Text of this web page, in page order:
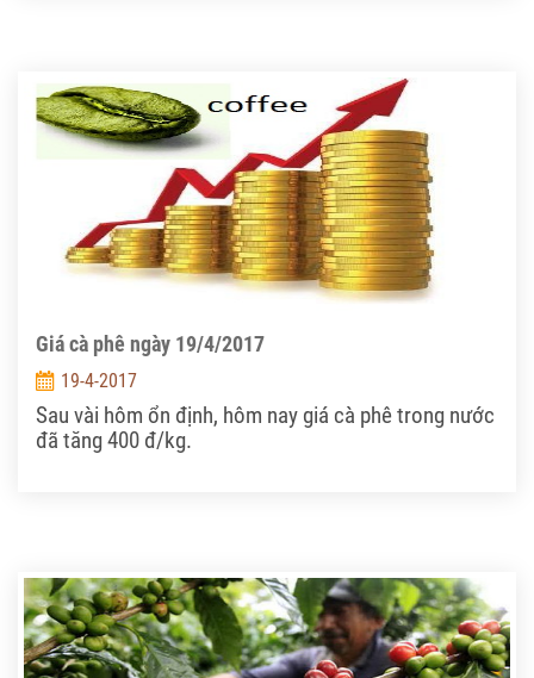
Giá cà phê ngày 19/4/2017
19-4-2017
Sau vài hôm ổn định, hôm nay giá cà phê trong nước
đã tăng 400 đ/kg.